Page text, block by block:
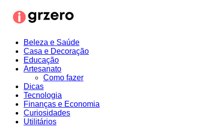
para
Beleza e Saúde
Casa e Decoração
Educação
Artesanato
Como fazer
Dicas
Tecnologia
Finanças e Economia
Curiosidades
Utilitários